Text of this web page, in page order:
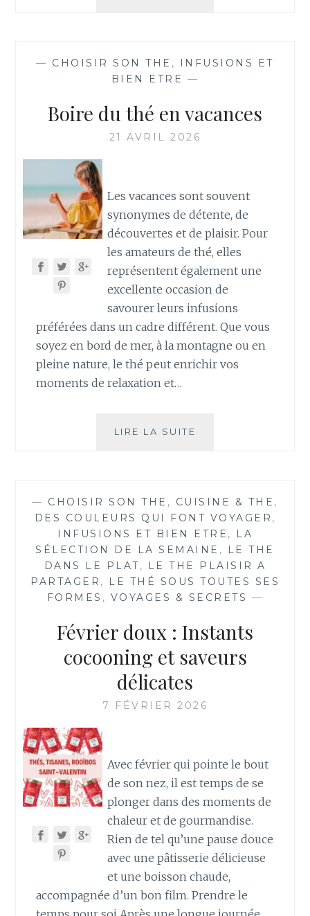
BOISSON
SE
ÉTÉ
— CHOISIR SON THE ,
INFUSIONS ET
BIEN ETRE —
Boire du thé en vacances
21 AVRIL 2026
Les vacances sont souvent
synonymes de détente, de
découvertes et de plaisir. Pour
les amateurs de thé, elles
représentent également une
excellente occasion de
savourer leurs infusions
préférées dans un cadre différent. Que vous
soyez en bord de mer, à la montagne ou en
pleine nature, le thé peut enrichir vos
moments de relaxation et…
LIRE LA SUITE
— CHOISIR SON THE , CUISINE & THE ,
DES COULEURS QUI FONT VOYAGER ,
INFUSIONS ET BIEN ETRE ,
LA
SÉLECTION DE LA SEMAINE ,
LE THE
DANS LE PLAT,
LE THE PLAISIR A
PARTAGER ,
LE THÉ SOUS TOUTES SES
FORMES , VOYAGES & SECRETS —
Février doux : Instants
cocooning et saveurs
délicates
7 FÉVRIER 2026
Avec février qui pointe le bout
de son nez, il est temps de se
plonger dans des moments de
chaleur et de gourmandise.
Rien de tel qu’une pause douce
avec une pâtisserie délicieuse
et une boisson chaude,
accompagnée d’un bon film. Prendre le